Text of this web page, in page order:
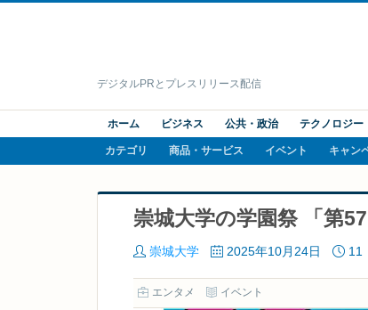
デジタルPRとプレスリリース配信
ホーム ビジネス 公共・政治 テクノロジー
カテゴリ 商品・サービス イベント キャン
崇城大学の学園祭 「第
崇城大学 2025年10月24日 11
エンタメ イベント